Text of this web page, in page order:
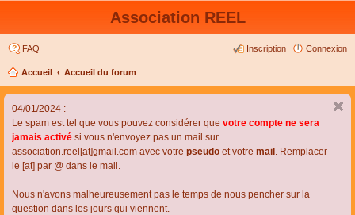
Association REEL
FAQ Connexion
Inscription
Accueil Accueil du forum
04/01/2024 :
Le spam est tel que vous pouvez considérer que votre compte ne sera
jamais activé si vous n'envoyez pas un mail sur
association.reel[at]gmail.com avec votre pseudo et votre mail . Remplacer
le [at] par @ dans le mail.
Nous n'avons malheureusement pas le temps de nous pencher sur la
question dans les jours qui viennent.